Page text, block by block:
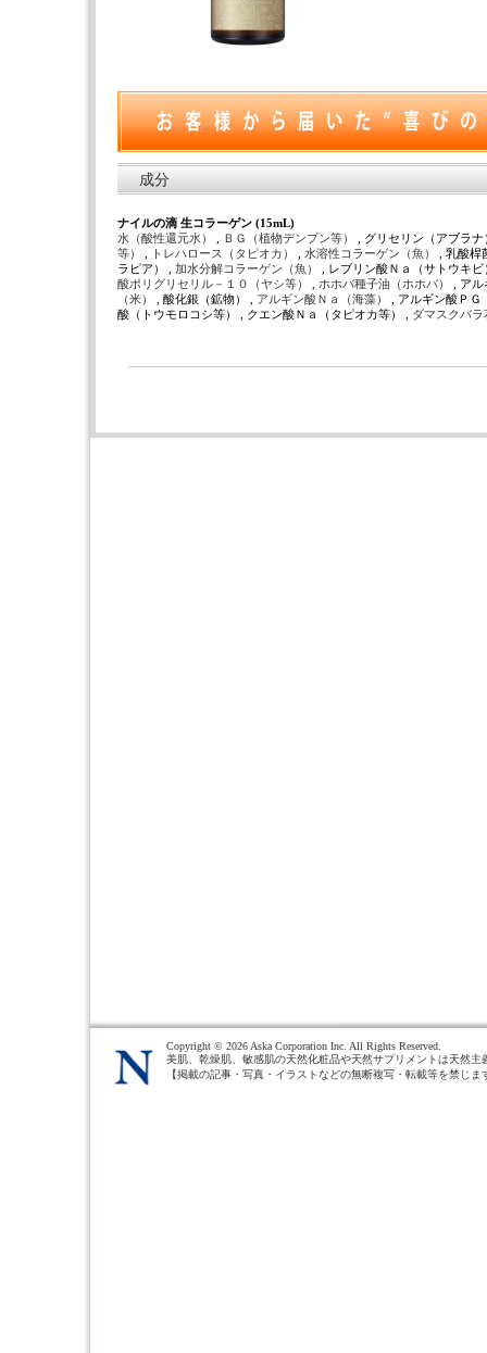
成分
ナイルの滴 生コラーゲン (15mL)
水（酸性還元水）
ＢＧ（植物デンプン等）
, グリセリン（アブラ
等）
トレハロース（タピオカ） 水溶性コラーゲン（魚）
, 乳酸
ラピア） , 加水分解コラーゲン（魚）
, レブリン酸Ｎａ（サトウキ
酸ポリグリセリル－１０（ヤシ等）
ホホバ種子油（ホホバ）
, ア
（米）
, 酸化銀（鉱物） , アルギン酸Ｎａ（海藻）
, アルギン酸Ｐ
酸（トウモロコシ等） , クエン酸Ｎａ（タピオカ等） ,
ダマスクバ
Copyright © 2026 Aska Corporation Inc. All Rights Reserved.
美肌、乾燥肌、敏感肌の天然化粧品や天然サプリメントは天然主
【掲載の記事・写真・イラストなどの無断複写・転載等を禁じま